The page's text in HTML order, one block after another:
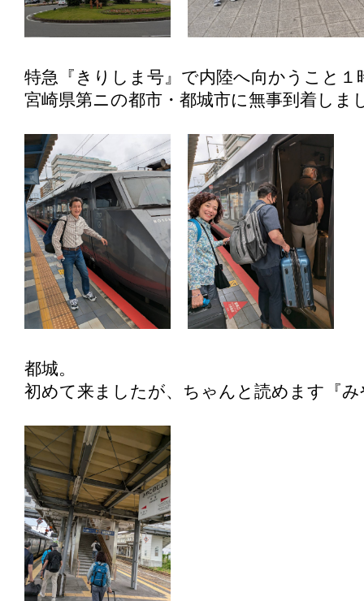
特急『きりしま号』で内陸へ向かうこと１
宮崎県第ニの都市・都城市に無事到着しま
都城。
初めて来ましたが、ちゃんと読めます『